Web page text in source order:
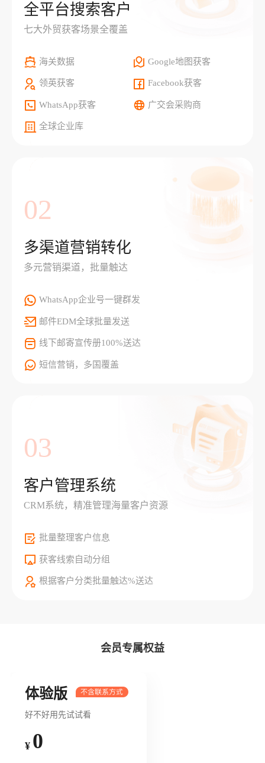
全平台搜索客户
七大外贸获客场景全覆盖
海关数据 Google地图获客
领英获客 Facebook获客
WhatsApp获客 广交会采购商
全球企业库
02
多渠道营销转化
多元营销渠道，批量触达
WhatsApp企业号一键群发
邮件EDM全球批量发送
线下邮寄宣传册100%送达
短信营销，多国覆盖
03
客户管理系统
CRM系统，精准管理海量客户资源
批量整理客户信息
获客线索自动分组
根据客户分类批量触达%送达
会员专属权益
体验版
好不好用先试试看
¥ 0